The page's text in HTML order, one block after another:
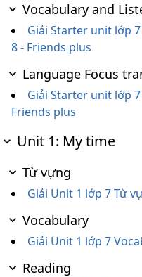
Vocabulary and
Giải Starter unit lớp
8 - Friends plus
Language Focus
Giải Starter unit lớp
Friends plus
Unit 1: My time
Từ vựng
Giải Unit 1 lớp 7 Từ
Vocabulary
Giải Unit 1 lớp 7
Reading